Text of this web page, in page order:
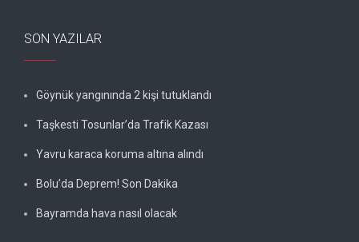
SON YAZILAR
Göynük yangınında 2 kişi tutuklandı
Taşkesti Tosunlar’da Trafik Kazası
Yavru karaca koruma altına alındı
Bolu’da Deprem! Son Dakika
Bayramda hava nasıl olacak